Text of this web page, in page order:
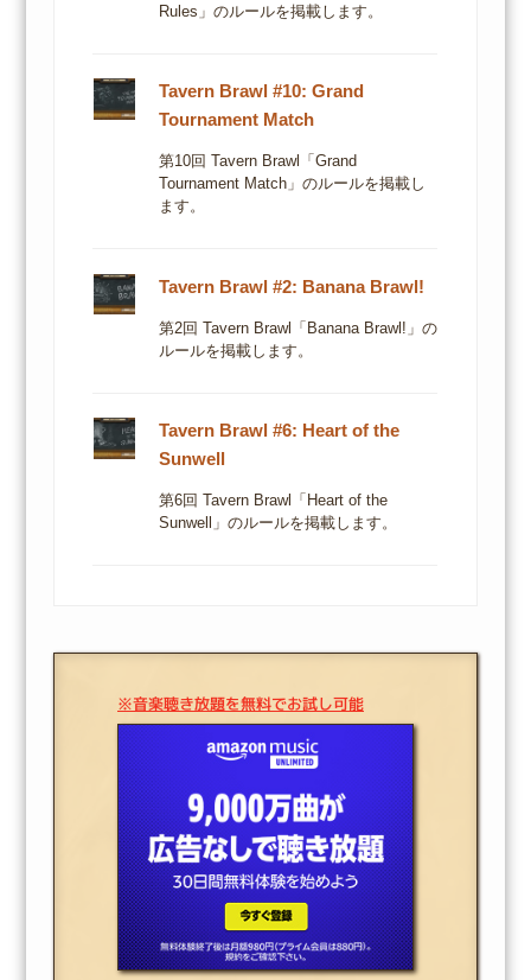
Rules」のルールを掲載します。
Tavern Brawl #10: Grand
Tournament Match
第10回 Tavern Brawl「Grand
Tournament Match」のルールを掲載し
ます。
Tavern Brawl #2: Banana Brawl!
第2回 Tavern Brawl「Banana Brawl!」の
ルールを掲載します。
Tavern Brawl #6: Heart of the
Sunwell
第6回 Tavern Brawl「Heart of the
Sunwell」のルールを掲載します。
※音楽聴き放題を無料でお試し可能